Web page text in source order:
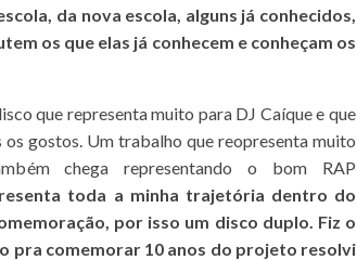
da nova escola, alguns já conhecidos,
os que elas já conhecem e conheçam os
que representa muito para DJ Caíque e que
gostos. Um trabalho que reopresenta muito
chega representando o bom RAP
toda a minha trajetória dentro do
por isso um disco duplo. Fiz o
pra comemorar 10 anos do projeto resolvi